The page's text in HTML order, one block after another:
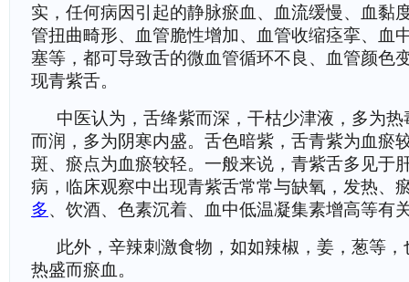
实，任何病因引起的静脉瘀血、血流缓慢、血黏
管扭曲畸形、血管脆性增加、血管收缩痉挛、血
塞等，都可导致舌的微血管循环不良、血管颜色
现青紫舌。
中医认为，舌绛紫而深，干枯少津液，多为
而润，多为阴寒内盛。舌色暗紫，舌青紫为血瘀
斑、瘀点为血瘀较轻。一般来说，青紫舌多见于
病，临床观察中出现青紫舌常常与缺氧，发热、
多、饮酒、色素沉着、血中低温凝集素增高等有
此外，辛辣刺激食物，如如辣椒，姜，葱等
热盛而瘀血。